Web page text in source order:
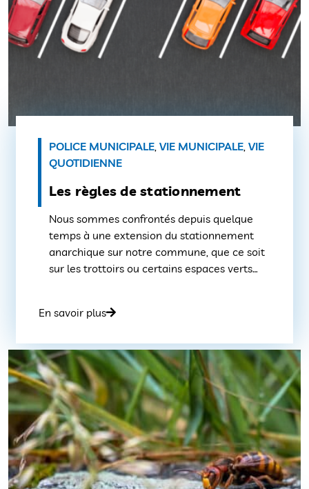
POLICE MUNICIPALE, VIE MUNICIPALE, VIE
QUOTIDIENNE
Les règles de stationnement
Nous sommes confrontés depuis quelque
temps à une extension du stationnement
anarchique sur notre commune, que ce soit
sur les trottoirs ou certains espaces verts
certain nombre d’espaces verts soient
appelant à les respecter ont et vont […]
En savoir plus